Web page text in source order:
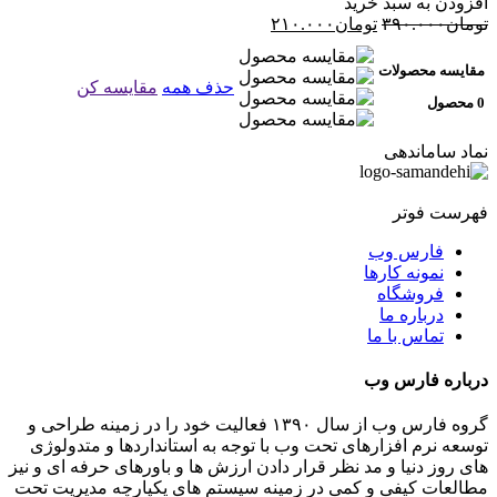
تومان۳۹۰.۰۰۰ قیمت
اصلی:
تومان۳۹۰.۰۰۰
بود.
تومان ۲۱۰.۰۰۰قیمت
فعلی:
تومان۲۱۰.۰۰۰.
مقایسه محصولات
0 محصول
حذف همه مقایسه کن
نماد ساماندهی
فهرست فوتر
فارس وب
نمونه کارها
فروشگاه
درباره ما
تماس با ما
درباره فارس وب
گروه فارس وب از سال ۱۳۹۰ فعالیت خود را در زمینه طراحی و
توسعه نرم افزارهای تحت وب با توجه به استانداردها و متدولوژی
های روز دنیا و مد نظر قرار دادن ارزش ها و باورهای حرفه ای و نیز
مطالعات کیفی و کمی در زمینه سیستم های یکپارچه مدیریت تحت